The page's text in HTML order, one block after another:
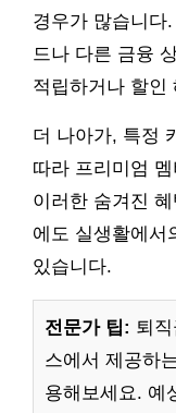
경우가 많습니다
드나 다른 금융
적립하거나 할인
더 나아가, 특정
따라 프리미엄
이러한 숨겨진
에도 실생활에서
있습니다.
전문가 팁: 퇴
스에서 제공하
용해보세요. 예